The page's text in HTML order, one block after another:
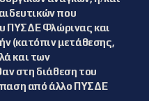
που
ΠΥΣΔΕ Φλώρινας και
(κατόπιν μετάθεσης,
και των
στη διάθεση του
από άλλο ΠΥΣΔΕ